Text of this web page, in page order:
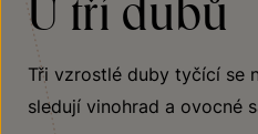
Tři vzrostlé duby tyčící se
sledují vinohrad a ovocné